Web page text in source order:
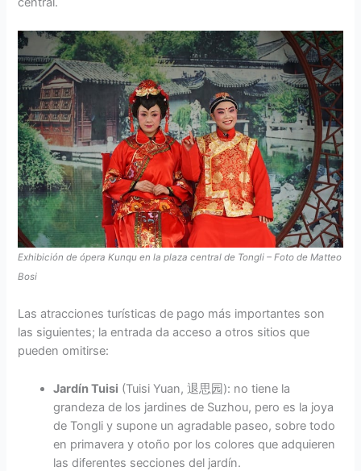
Exhibición de ópera Kunqu en la plaza central de Tongli – Foto de Matteo
Bosi
Las atracciones turísticas de pago más importantes son
las siguientes; la entrada da acceso a otros sitios que
pueden omitirse:
Jardín Tuisi (Tuisi Yuan, 退思园): no tiene la
grandeza de los jardines de Suzhou, pero es la joya
de Tongli y supone un agradable paseo, sobre todo
en primavera y otoño por los colores que adquieren
las diferentes secciones del jardín.